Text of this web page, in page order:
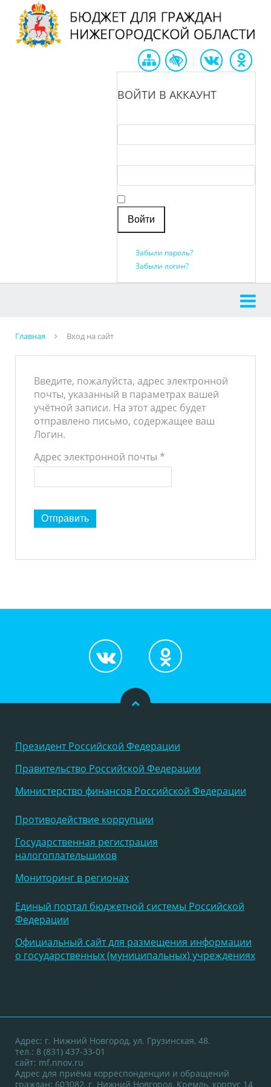
ВОЙТИ В АККАУНТ
Забыли пароль?
Забыли логин?
Главная Вход на сайт
Введите, пожалуйста, адрес электронной
почты, указанный в параметрах вашей
учётной записи. На этот адрес будет
отправлено письмо, содержащее ваш
Логин.
Адрес электронной почты *
Отправить
Президент Российской Федерации
Правительство Российской Федерации
Министерство финансов Российской Федерации
Противодействие коррупции
Государственная регистрация
налогоплательщиков
Мониторинг в регионах
Единый портал бюджетной системы Российской
Федерации
Официальный сайт для размещения информации
о государственных (муниципальных) учреждениях
Адрес: г. Нижний Новгород, ул. Грузинская, 48.
тел.: 8 (831) 437-33-01
сайт: mf.nnov.ru
Адрес для приёма корреспонденции и обращений
граждан: 603082, г. Нижний Новгород, Кремль, корпус 14